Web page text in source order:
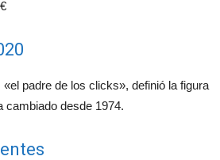
padre de los clicks», definió la figura
cambiado desde 1974.